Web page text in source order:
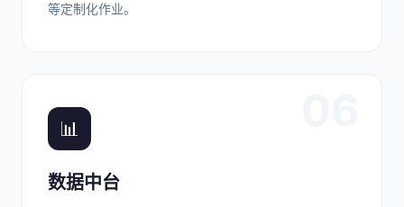
等定制化作业。
📊
数据中台